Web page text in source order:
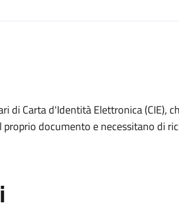
di Carta d'Identità Elettronica (CIE),
documento e necessitano di